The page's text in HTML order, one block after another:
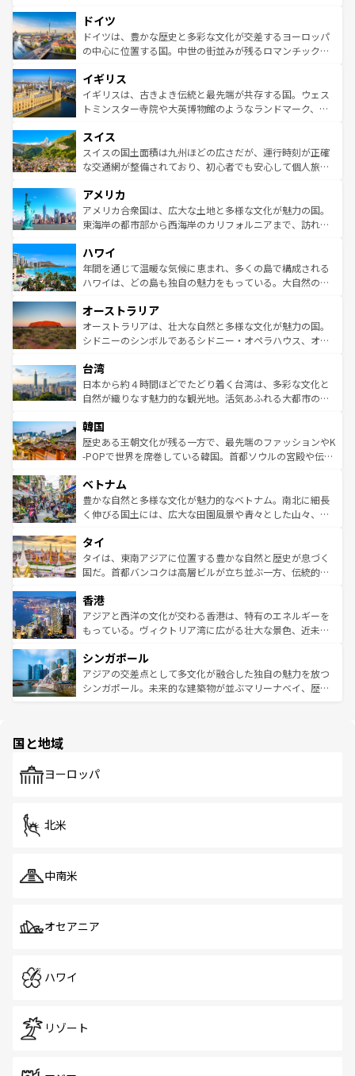
せる。地方によって風土や気候が異なるスペインはその個
性で訪れる人を魅了する。 なお、新着のスペイン情報は コ
ンテンツ一覧を参照してほしい。
で、幅広い魅力が詰まっている。華麗な宮殿、歴史的な大
聖堂、美しいビーチ、そして豊かな自然が、訪れる者を心
から魅了する。また、フランスは美食の国としても知ら
いる。シャンパンの発祥地であるランス、プロヴァンスの
香り高いラベンダー畑など、多彩な楽しみ方が可能だ。さ
らに、パリ以外の地域にも魅力が溢れており、どの街角に
れる地方に足を運ぶとそれぞれで全く異なる文化を体験で
きるだろう。 なお、新着のフランス情報はコンテンツ一覧
を参照してほしい。
ドイツ
ドイツは、豊かな歴史と多彩な文化が交差するヨーロッパ
の中心に位置する国。中世の街並みが残るロマンチック街
顔を持つこの国は、どこを歩いても飽きることがない。ベ
ルリンの文化的活気、バイエルン州のアルプスの絶景、そ
してライン川沿いのワイン畑といった風景は必見。ビール
は、お酒好きな人にはぜひ体験してほしい。 なお、新着の
ドイツ情報はコンテンツ一覧を参照してほしい。
イギリス
イギリスは、古きよき伝統と最先端が共存する国。ウェス
トミンスター寺院や大英博物館のようなランドマーク、歴
リアごとに異なる魅力がある。また、優雅なアフタヌーン
ティー、ビール好きにはたまらない英国パブ、サッカー観
戦など、本場だからこそできる体験も豊富。イギリスを旅
ンツ一覧を参照してほしい。
スイス
スイスの国土面積は九州ほどの広さだが、運行時刻が正確
な交通網が整備されており、初心者でも安心して個人旅行
の建物がそのまま残る町や、スイスならではのユニークな
博物館もあり、アルプス観光だけでなく町歩きも満喫する
ことができる。国民の所得が高いため物価も高いが、旅行
ば市内交通費無料で観光を楽しむこともできる。 なお、新
着のスイス情報はコンテンツ一覧 を参照してほしい。
アメリカ
アメリカ合衆国は、広大な土地と多様な文化が魅力の国。
東海岸の都市部から西海岸のカリフォルニアまで、訪れる
のような巨大都市は、観光、ショッピング、エンターテイ
ンメントが詰まった刺激的なスポットだ。一方、アメリカ
西部には大自然が広がり、グランドキャニオンやイエロー
部のニューオーリンズでは、音楽と美食が融合した独特の
文化が魅力。旅行者はアメリカの各地域で異なる魅力を楽
しみながら、その多様性と豊かな歴史を感じることができ
ならではの贅沢な旅のスタイルだ。 なお、新着のアメリカ
情報はコンテンツ一覧を参照してほしい。
ハワイ
年間を通じて温暖な気候に恵まれ、多くの島で構成される
ハワイは、どの島も独自の魅力をもっている。大自然の神
ワイ島は見逃せない。また、定番の観光地といえばオアフ
島だが、静かな自然を求めるならマウイ島やカウアイ島が
おすすめ。エメラルドグリーンに輝く海をはじめ、豊かな
れるおもてなしの心で訪れる人々を迎えてくれるハワイの
人々、おいしいローカルフードやハワイアンミュージッ
ク、伝統的なフラダンスなど、すべてがハワイの魅力を彩
ワイを、存分に味わってほしい。 なお、新着のハワイ情報
はコンテンツ一覧を参照してほしい。
オーストラリア
オーストラリアは、壮大な自然と多様な文化が魅力の国。
シドニーのシンボルであるシドニー・オペラハウス、オー
リアリーフや大陸中央部にそびえるウルル（エアーズロッ
ク）、タスマニアの美しい原生林やケアンズの熱帯雨林な
ど、見どころがたくさん。また、カフェやワイン、オージ
いる。アクティビティも充実しており、サーフィンやダイ
ビング、ハイキングなど、アウトドア好きにはたまらな
い。オーストラリアの多彩な魅力を存分に味わいつくそ
参照してほしい。
台湾
日本から約４時間ほどでたどり着く台湾は、多彩な文化と
自然が織りなす魅力的な観光地。活気あふれる大都市の台
ン）、静ひつな山岳地帯である台湾東部など、都市の喧騒
と山間の静けさが共存しており、訪れる人に新しい発見と
驚きをもたらしてくれる。また、奥深い台湾の食文化も魅
容にもいいと評判のスイーツなど、バラエティ豊かな料理
が味わえる。 なお、新着の台湾情報は コンテンツ一覧を参
照してほしい。
韓国
歴史ある王朝文化が残る一方で、最先端のファッションやK
-POPで世界を席巻している韓国。首都ソウルの宮殿や伝統
き、地方に足を延ばせば四季折々の自然美を楽しむことが
できる。そして、キムチや焼肉、絶品のストリートフード
まで、さまざまな韓国料理が待っている。夜には、韓国な
リティに包まれながら、韓国の多彩な魅力を心ゆくまで味
わってみてほしい。 なお、新着の韓国情報はコンテンツ一
覧を参照してほしい。
ベトナム
豊かな自然と多様な文化が魅力的なベトナム。南北に細長
く伸びる国土には、広大な田園風景や青々とした山々、世
急速な発展と共に伝統が息づく。ハノイの古い町並みやホ
ーチミン市のフランス統治時代の建物も、独特の雰囲気を
醸し出している。また、バラエティの豊かさとおいしさで
とつ。フォーやバインミー、ベトナムコーヒーなどは、ぜ
ひ現地で味わいたい。どの地域を訪れてもあたたかい人々
が旅行者を迎えてくれるので、きっと忘れられない旅にな
参照してほしい。
タイ
タイは、東南アジアに位置する豊かな自然と歴史が息づく
国だ。首都バンコクは高層ビルが立ち並ぶ一方、伝統的な
の活気が交差している。北部ではチェンマイなどの山岳地
帯で自然と触れ合い、南部ではプーケットやクラビの美し
いビーチでリゾート気分を楽しむことができる。タイ料理
激する。気候は一年中温暖で、どの季節にも異なる楽しみ
が待っている。親しみやすいタイの人々、仏教を中心とし
た文化、そして多様な観光資源が、訪れる旅人を魅了し続
香港
アジアと西洋の文化が交わる香港は、特有のエネルギーを
もっている。ヴィクトリア湾に広がる壮大な景色、近未来
み、どこを訪れても感動するはず。観光スポットが密集し
ており、効率よく見どころを回れるのも魅力。息をのむよ
うな絶景から文化的な体験まで、香港を存分に楽しみ尽く
シンガポール
アジアの交差点として多文化が融合した独自の魅力を放つ
シンガポール。未来的な建築物が並ぶマリーナベイ、歴史
で、ホーカーズは地元の風情を楽しめる外せないスポット
国と地域
ヨーロッパ
北米
中南米
オセアニア
ハワイ
リゾート